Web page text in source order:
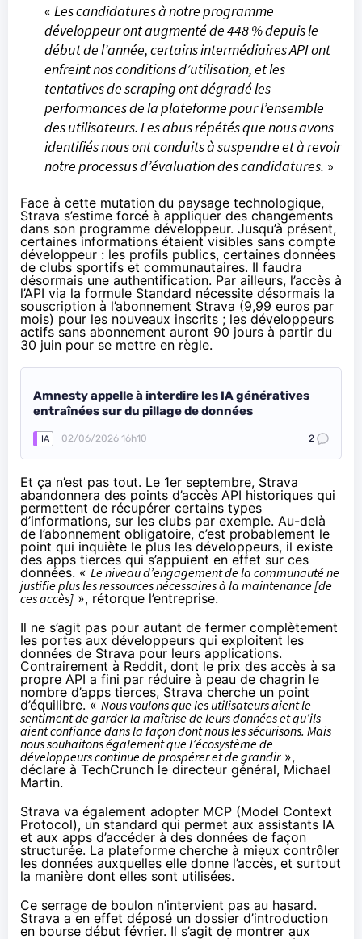
« Les candidatures à notre programme
développeur ont augmenté de 448 % depuis le
début de l’année, certains intermédiaires API ont
enfreint nos conditions d’utilisation, et les
tentatives de scraping ont dégradé les
performances de la plateforme pour l’ensemble
des utilisateurs. Les abus répétés que nous avons
identifiés nous ont conduits à suspendre et à revoir
notre processus d’évaluation des candidatures. »
Face à cette mutation du paysage technologique,
Strava s’estime forcé à appliquer des changements
dans son programme développeur. Jusqu’à présent,
certaines informations étaient visibles sans compte
développeur : les profils publics, certaines données
de clubs sportifs et communautaires. Il faudra
désormais une authentification. Par ailleurs, l’accès à
l’API via la formule Standard nécessite désormais la
souscription à l’abonnement Strava (9,99 euros par
mois) pour les nouveaux inscrits ; les développeurs
actifs sans abonnement auront 90 jours à partir du
30 juin pour se mettre en règle.
Amnesty appelle à interdire les IA génératives
entraînées sur du pillage de données
IA 02/06/2026 16h10 2
Et ça n’est pas tout. Le 1er septembre, Strava
abandonnera des points d’accès API historiques qui
permettent de récupérer certains types
d’informations, sur les clubs par exemple. Au-delà
de l’abonnement obligatoire, c’est probablement le
point qui inquiète le plus les développeurs, il existe
des apps tierces qui s’appuient en effet sur ces
données. « Le niveau d’engagement de la communauté ne
justifie plus les ressources nécessaires à la maintenance [de
ces accès] », rétorque l’entreprise.
Il ne s’agit pas pour autant de fermer complètement
les portes aux développeurs qui exploitent les
données de Strava pour leurs applications.
Contrairement à Reddit, dont le prix des accès à sa
propre API a fini par réduire à peau de chagrin le
nombre d’apps tierces, Strava cherche un point
d’équilibre. «Nous voulons que les utilisateurs aient le
sentiment de garder la maîtrise de leurs données et qu’ils
aient confiance dans la façon dont nous les sécurisons. Mais
nous souhaitons également que l’écosystème de
développeurs continue de prospérer et de grandir»,
déclare à TechCrunch le directeur général, Michael
Martin.
Strava va également adopter MCP (Model Context
Protocol), un standard qui permet aux assistants IA
et aux apps d’accéder à des données de façon
structurée. La plateforme cherche à mieux contrôler
les données auxquelles elle donne l’accès, et surtout
la manière dont elles sont utilisées.
Ce serrage de boulon n’intervient pas au hasard.
Strava a en effet déposé un dossier d’introduction
en bourse début février. Il s’agit de montrer aux